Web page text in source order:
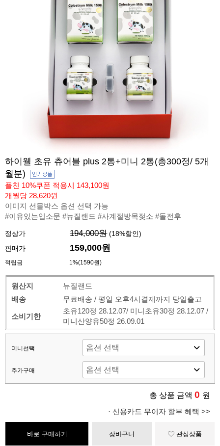
하이웰 초유 츄어블 plus 2통+미니 2통(총300정/ 5개
월분)
플친 10%쿠폰 적용시 143,100원
개월당 28,620원
이미지 선물박스 옵션 선택 가능
#이유있는입소문 #뉴질랜드 #사계절방목젖소 #돌전후
정상가 194,000원 (18%할인)
판매가
159,000원
적립금 1%(1590원)
원산지
뉴질랜드
배송
무료배송 / 평일 오후4시결제까지 당일출고
소비기한
초유120정 28.12.07/ 미니초유30정 28.12.07 /
미니산양유50정 26.09.01
미니선택
추가구매
총 상품 금액 0 원
· 신용카드 무이자 할부 혜택 >>
바로 구매하기 장바구니 관심상품